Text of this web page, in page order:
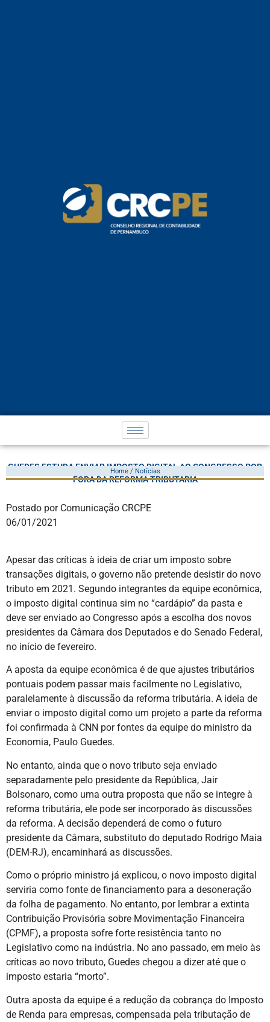
GUEDES ESTUDA ENVIAR IMPOSTO DIGITAL AO CONGRESSO POR
FORA DA REFORMA TRIBUTÁRIA
Home / Notícias
Postado por Comunicação CRCPE
06/01/2021
Apesar das críticas à ideia de criar um imposto sobre
transações digitais, o governo não pretende desistir do novo
tributo em 2021. Segundo integrantes da equipe econômica,
o imposto digital continua sim no “cardápio” da pasta e
deve ser enviado ao Congresso após a escolha dos novos
presidentes da Câmara dos Deputados e do Senado Federal,
no início de fevereiro.
A aposta da equipe econômica é de que ajustes tributários
pontuais podem passar mais facilmente no Legislativo,
paralelamente à discussão da reforma tributária. A ideia de
enviar o imposto digital como um projeto a parte da reforma
foi confirmada à CNN por fontes da equipe do ministro da
Economia, Paulo Guedes.
No entanto, ainda que o novo tributo seja enviado
separadamente pelo presidente da República, Jair
Bolsonaro, como uma outra proposta que não se integre à
reforma tributária, ele pode ser incorporado às discussões
da reforma. A decisão dependerá de como o futuro
presidente da Câmara, substituto do deputado Rodrigo Maia
(DEM-RJ), encaminhará as discussões.
Como o próprio ministro já explicou, o novo imposto digital
serviria como fonte de financiamento para a desoneração
da folha de pagamento. No entanto, por lembrar a extinta
Contribuição Provisória sobre Movimentação Financeira
(CPMF), a proposta sofre forte resistência tanto no
Legislativo como na indústria. No ano passado, em meio às
críticas ao novo tributo, Guedes chegou a dizer até que o
imposto estaria “morto”.
Outra aposta da equipe é a redução da cobrança do Imposto
de Renda para empresas, compensada pela tributação de